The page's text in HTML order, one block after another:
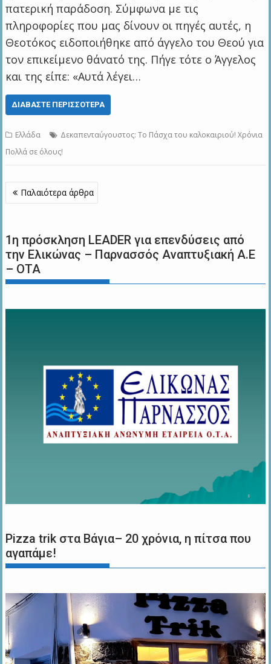
πατερική παράδοση. Σύμφωνα με τις
πληροφορίες που μας δίνουν οι πηγές αυτές, η
Θεοτόκος ειδοποιήθηκε από άγγελο του Θεού για
τον επικείμενο θάνατό της. Πήγε τότε ο Άγγελος
και της είπε: «Αυτά λέγει…
ΔΙΑΒΆΣΤΕ ΠΕΡΙΣΣΌΤΕΡΑ
Ελλάδα
Δεκαπενταύγουστος: Το Πάσχα του καλοκαιριού! Χρόνια
Πολλά σε όλους!
Πλοήγηση
άρθρων
Παλαιότερα άρθρα
1η πρόσκληση LEADER για επενδύσεις από
την Ελικώνας – Παρνασσός Αναπτυξιακή Α.Ε
– ΟΤΑ
Pizza trik στα Βάγια– 20 χρόνια, η πίτσα που
αγαπάμε!